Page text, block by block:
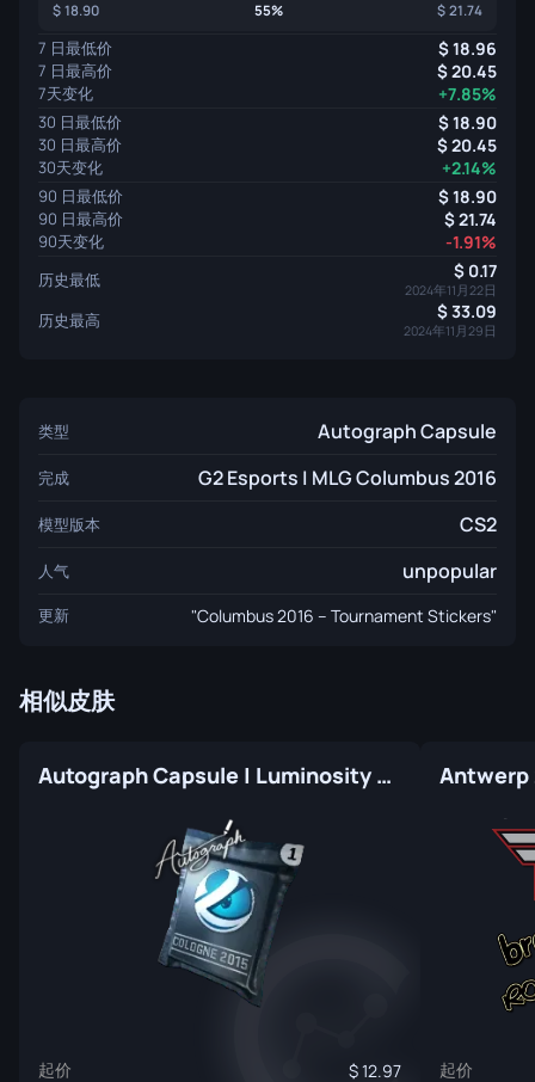
18.90 55% 21.74
7 日最低价 18.96
7 日最高价 20.45
7天变化 +7.85%
30 日最低价 18.90
30 日最高价 20.45
30天变化 +2.14%
90 日最低价 18.90
90 日最高价 21.74
90天变化 -1.91%
历史最低 0.17
2024年11月22日
历史最高 33.09
2024年11月29日
类型 Autograph Capsule
完成 G2 Esports | MLG Columbus 2016
模型版本 CS2
人气 unpopular
更新 "Columbus 2016 – Tournament Stickers"
相似皮肤
Autograph Capsule | Luminosity Gaming | Cologne 2015
起价 12.97 起价